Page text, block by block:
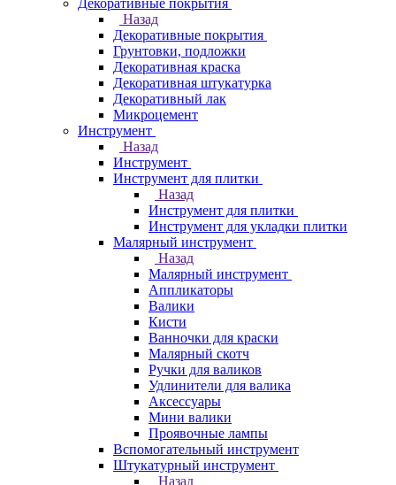
Декоративные покрытия
Назад
Декоративные покрытия
Грунтовки, подложки
Декоративная краска
Декоративная штукатурка
Декоративный лак
Микроцемент
Инструмент
Назад
Инструмент
Инструмент для плитки
Назад
Инструмент для плитки
Инструмент для укладки плитки
Малярный инструмент
Назад
Малярный инструмент
Аппликаторы
Валики
Кисти
Ванночки для краски
Малярный скотч
Ручки для валиков
Удлинители для валика
Аксессуары
Мини валики
Проявочные лампы
Вспомогательный инструмент
Штукатурный инструмент
Назад